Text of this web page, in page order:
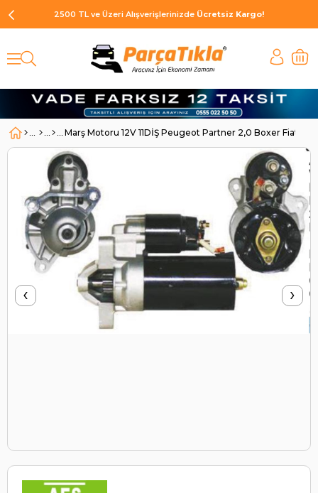
2500 TL ve Üzeri Alışverişlerinizde Ücretsiz Kargo!
Marş Motoru 12V 11DİŞ Peugeot Partner 2,0 Boxer Fiat
‹ ›